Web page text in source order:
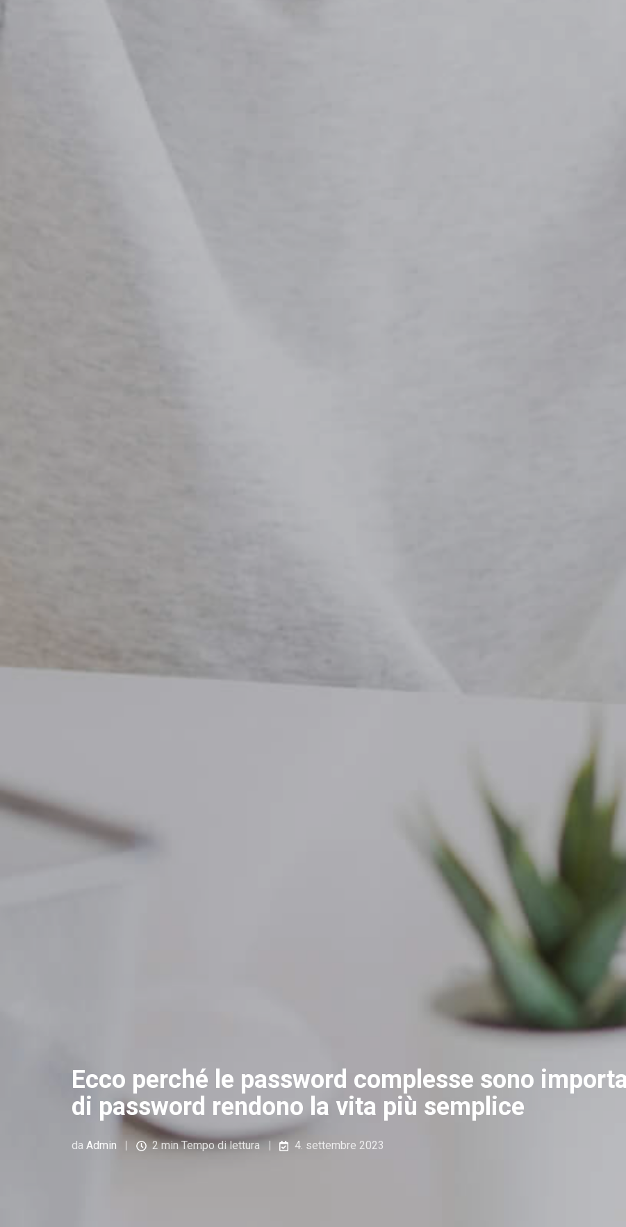
Ecco perché le password complesse sono
di password rendono la vita più semplice
da Admin 2 min Tempo di lettura 4. settembre 2023